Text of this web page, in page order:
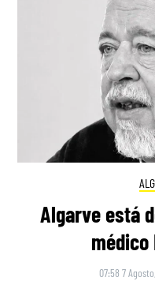
Algarve está
médico
07:58 7